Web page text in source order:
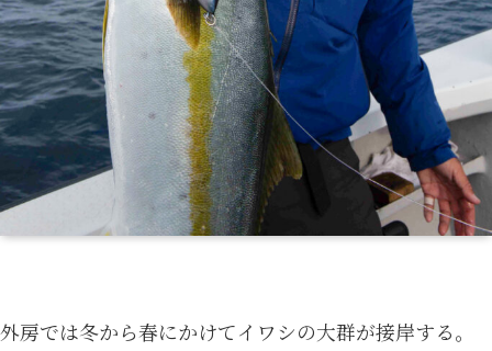
外房では冬から春にかけてイワシの大群が接岸する。